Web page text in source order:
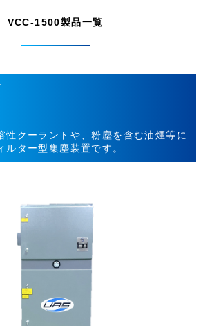
VCC-1500製品一覧
クーラントや、粉塵を含む油煙等に
ルター型集塵装置です。